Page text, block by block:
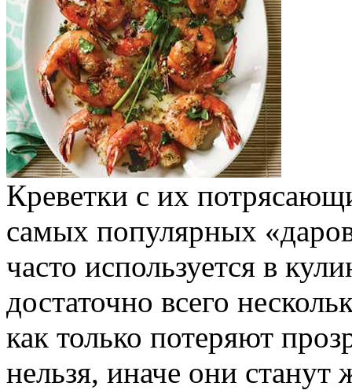
Креветки с их
самых популярных
часто используется в
достаточно всего
как только потеряют
нельзя, иначе они станут